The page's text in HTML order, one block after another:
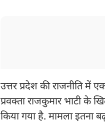
उत्तर प्रदेश की राजनीति में
प्रवक्ता राजकुमार भाटी के
किया गया है. मामला